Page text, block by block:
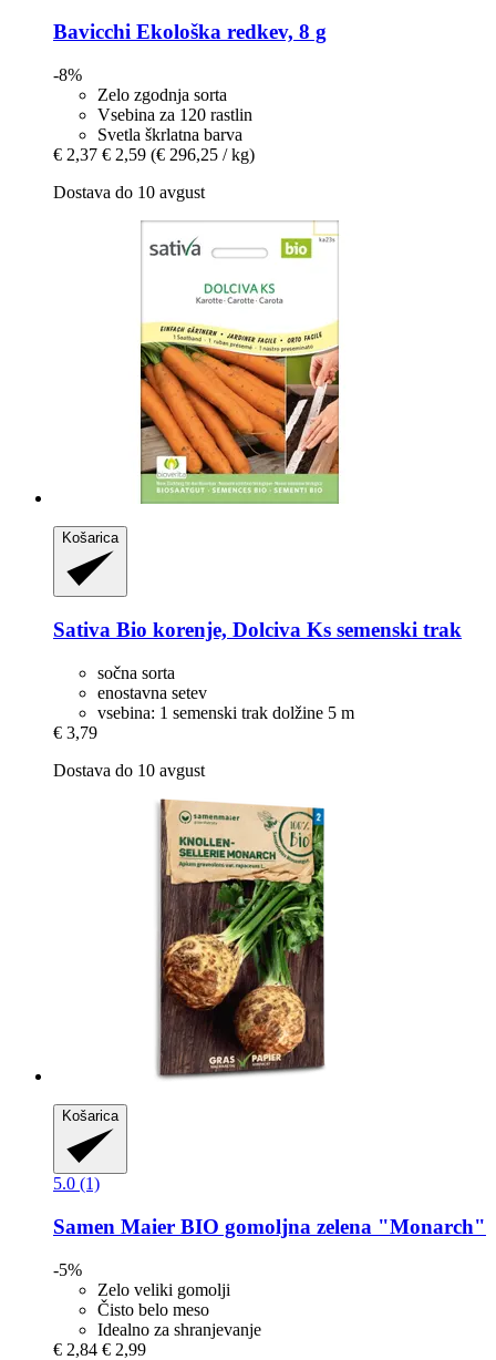
Bavicchi Ekološka redkev, 8 g
-8%
Zelo zgodnja sorta
Vsebina za 120 rastlin
Svetla škrlatna barva
€ 2,37 € 2,59 (€ 296,25 / kg)
Dostava do 10 avgust
Košarica
Sativa Bio korenje, Dolciva Ks semenski trak
sočna sorta
enostavna setev
vsebina: 1 semenski trak dolžine 5 m
€ 3,79
Dostava do 10 avgust
Košarica
5.0 (1)
Samen Maier BIO gomoljna zelena "Monarch"
-5%
Zelo veliki gomolji
Čisto belo meso
Idealno za shranjevanje
€ 2,84 € 2,99